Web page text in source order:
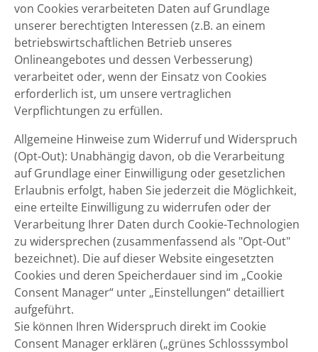
von Cookies verarbeiteten Daten auf Grundlage
unserer berechtigten Interessen (z.B. an einem
betriebswirtschaftlichen Betrieb unseres
Onlineangebotes und dessen Verbesserung)
verarbeitet oder, wenn der Einsatz von Cookies
erforderlich ist, um unsere vertraglichen
Verpflichtungen zu erfüllen.
Allgemeine Hinweise zum Widerruf und Widerspruch
(Opt-Out): Unabhängig davon, ob die Verarbeitung
auf Grundlage einer Einwilligung oder gesetzlichen
Erlaubnis erfolgt, haben Sie jederzeit die Möglichkeit,
eine erteilte Einwilligung zu widerrufen oder der
Verarbeitung Ihrer Daten durch Cookie-Technologien
zu widersprechen (zusammenfassend als "Opt-Out"
bezeichnet). Die auf dieser Website eingesetzten
Cookies und deren Speicherdauer sind im „Cookie
Consent Manager“ unter „Einstellungen“ detailliert
aufgeführt.
Sie können Ihren Widerspruch direkt im Cookie
Consent Manager erklären („grünes Schlosssymbol